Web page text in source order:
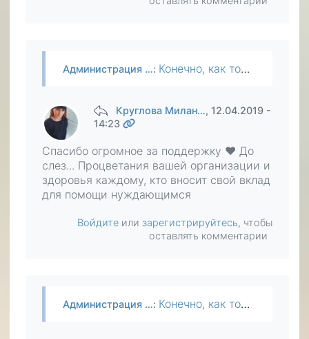
Администрация …: Конечно, как только будет возможность, Милана будет одной из первых, за кого мы будем просить.
Круглова Милан…, 12.04.2019 -
14:23
Спасибо огромное за поддержку ❤️ До
слез... Процветания вашей организации и
здоровья каждому, кто вносит свой вклад
для помощи нуждающимся
Войдите или зарегистрируйтесь, чтобы
оставлять комментарии
Администрация …: Конечно, как только будет возможность, Милана будет одной из первых, за кого мы будем просить.